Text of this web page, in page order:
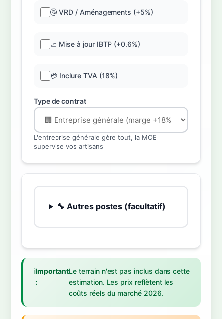
🚰 VRD / Aménagements (+5%)
📈 Mise à jour IBTP (+0.6%)
💳 Inclure TVA (18%)
Type de contrat
L'entreprise générale gère tout, la MOE
supervise vos artisans
🔧 Autres postes (facultatif)
ℹ️Important
:
Le terrain n'est pas inclus dans cette
estimation. Les prix reflètent les
coûts réels du marché 2026.